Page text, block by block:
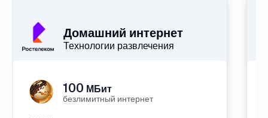
Домашний интернет
Технологии развлечения
100 МБит
безлимитный интернет